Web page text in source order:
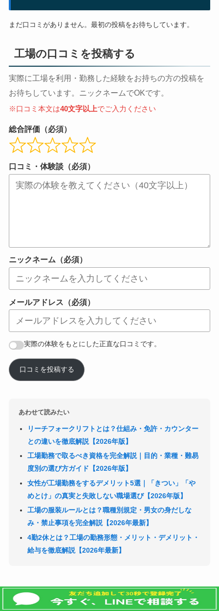
まだ口コミがありません。最初の投稿をお待ちしています。
工場の口コミを投稿する
実際に工場を利用・勤務した経験をお持ちの方の投稿を
お待ちしています。ニックネームでOKです。
※口コミ本文は40文字以上でご入力ください
総合評価（必須）
口コミ・体験談（必須）
ニックネーム（必須）
メールアドレス（必須）
実際の体験をもとにした正直な口コミです。
口コミを投稿する
あわせて読みたい
リーチフォークリフトとは？仕組み・免許・カウンター
との違いを徹底解説【2026年版】
工場勤務で取るべき資格を完全解説｜目的・業種・難易
度別の選び方ガイド【2026年版】
女性が工場勤務をするデメリット5選｜「きつい」「や
めとけ」の真実と失敗しない職場選び【2026年版】
工場の服装ルールとは？職種別規定・男女の身だしな
み・禁止事項を完全解説【2026年最新】
4勤2休とは？工場の勤務形態・メリット・デメリット・
給与を徹底解説【2026年最新】